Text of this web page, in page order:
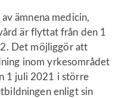
ämnena medicin,
är flyttat från den 1
Det möjliggör att
inom yrkesområdet
1 juli 2021 i större
enligt sin